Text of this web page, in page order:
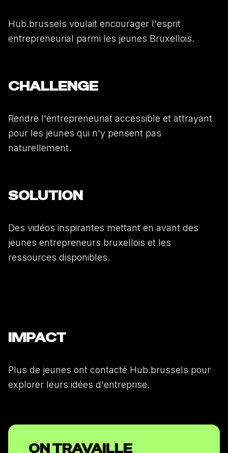
Hub.brussels voulait encourager l'esprit
entrepreneurial parmi les jeunes Bruxellois.
CHALLENGE
Rendre l'entrepreneuriat accessible et attrayant
pour les jeunes qui n'y pensent pas
naturellement.
SOLUTION
Des vidéos inspirantes mettant en avant des
jeunes entrepreneurs bruxellois et les
ressources disponibles.
IMPACT
Plus de jeunes ont contacté Hub.brussels pour
explorer leurs idées d'entreprise.
ON TRAVAILLE